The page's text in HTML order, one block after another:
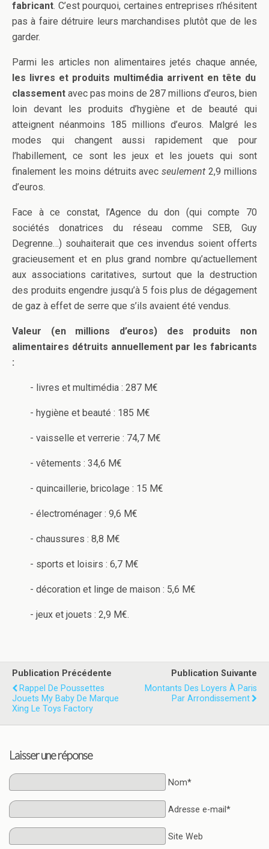
fabricant. C’est pourquoi, certaines entreprises n’hésitent
pas à faire détruire leurs marchandises plutôt que de les
garder.
Parmi les articles non alimentaires jetés chaque année,
les livres et produits multimédia arrivent en tête du
classement avec pas moins de 287 millions d’euros, bien
loin devant les produits d’hygiène et de beauté qui
atteignent néanmoins 185 millions d’euros. Malgré les
modes qui changent aussi rapidement que pour
l’habillement, ce sont les jeux et les jouets qui sont
finalement les moins détruits avecseulement 2,9 millions
d’euros.
Face à ce constat, l’Agence du don (qui compte 70
sociétés donatrices du réseau comme SEB, Guy
Degrenne…) souhaiterait que ces invendus soient offerts
gracieusement et en plus grand nombre qu’actuellement
aux associations caritatives, surtout que la destruction
des produits engendre jusqu’à 5 fois plus de dégagement
de gaz à effet de serre que s’ils avaient été vendus.
Valeur (en millions d’euros) des produits non
alimentaires détruits annuellement par les fabricants
:
- livres et multimédia : 287 M€
- hygiène et beauté : 185 M€
- vaisselle et verrerie : 74,7 M€
- vêtements : 34,6 M€
- quincaillerie, bricolage : 15 M€
- électroménager : 9,6 M€
- chaussures : 8,8 M€
- sports et loisirs : 6,7 M€
- décoration et linge de maison : 5,6 M€
- jeux et jouets : 2,9 M€.
Publication Précédente
Rappel De Poussettes
Jouets My Baby De Marque
Xing Le Toys Factory
Publication Suivante
Montants Des Loyers À Paris
Par Arrondissement
Laisser une réponse
Nom*
Adresse e-mail*
Site Web